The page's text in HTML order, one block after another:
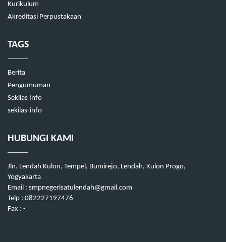
Kurikulum
Akreditasi Perpustakaan
TAGS
Berita
Pengumuman
Sekilas Info
sekilas-info
HUBUNGI KAMI
Jln. Lendah Kulon, Tempel, Bumirejo, Lendah, Kulon Progo,
Yogyakarta
Email : smpnegerisatulendah@gmail.com
Telp : 082227197476
Fax : -